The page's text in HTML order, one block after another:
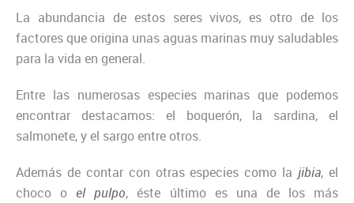
La abundancia de estos seres vivos, es otro de los
factores que origina unas aguas marinas muy saludables
para la vida en general.
Entre las numerosas especies marinas que podemos
encontrar destacamos: el boquerón, la sardina, el
salmonete, y el sargo entre otros.
Además de contar con otras especies como la jibia, el
choco oel pulpo, éste último es una de los más